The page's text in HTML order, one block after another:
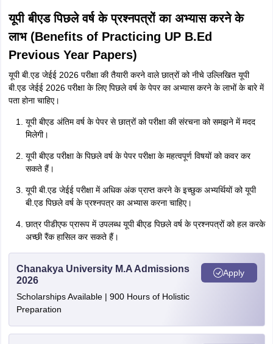
यूपी बीएड पिछले वर्ष के प्रश्नपत्रों का अभ्यास करने के
लाभ (Benefits of Practicing UP B.Ed
Previous Year Papers)
यूपी बी.एड जेईई 2026 परीक्षा की तैयारी करने वाले छात्रों को नीचे उल्लिखित यूपी
बी.एड जेईई 2026 परीक्षा के लिए पिछले वर्ष के पेपर का अभ्यास करने के लाभों के बारे में
पता होना चाहिए।
यूपी बीएड अंतिम वर्ष के पेपर से छात्रों को परीक्षा की संरचना को समझने में मदद
मिलेगी।
यूपी बीएड परीक्षा के पिछले वर्ष के पेपर परीक्षा के महत्वपूर्ण विषयों को कवर कर
सकते हैं।
यूपी बी.एड जेईई परीक्षा में अधिक अंक प्राप्त करने के इच्छुक अभ्यर्थियों को यूपी
बी.एड पिछले वर्ष के प्रश्नपत्र का अभ्यास करना चाहिए।
छात्र पीडीएफ प्रारूप में उपलब्ध यूपी बीएड पिछले वर्ष के प्रश्नपत्रों को हल करके
अच्छी रैंक हासिल कर सकते हैं।
Chanakya University M.A Admissions
2026
Scholarships Available | 900 Hours of Holistic
Preparation
Apply